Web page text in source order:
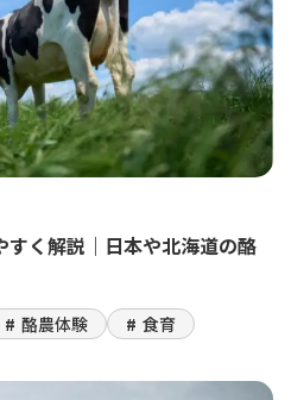
く解説｜日本や北海道の酪
酪農体験 食育